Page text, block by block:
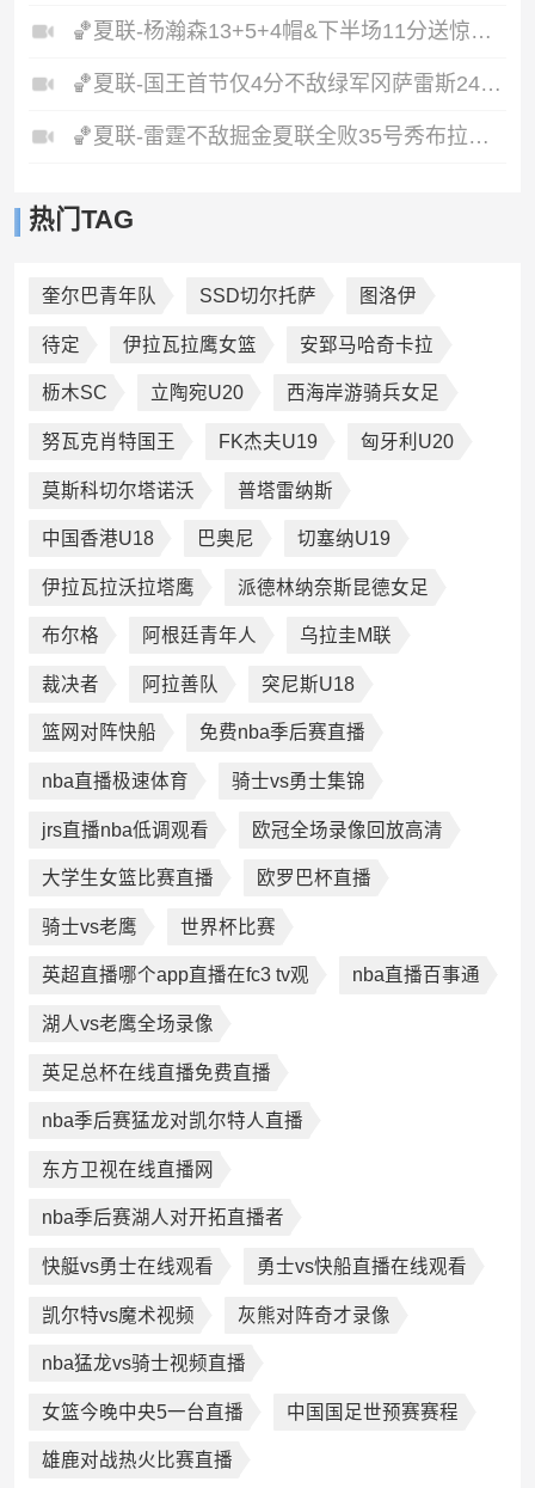
🏀夏联-杨瀚森13+5+4帽&下半场11分送惊艳妙传开拓者力克掘金
🏀夏联-国王首节仅4分不敌绿军冈萨雷斯24+10+5塞纳克10+12
🏀夏联-雷霆不敌掘金夏联全败35号秀布拉齐尔32+6马拉14+7+6
热门TAG
奎尔巴青年队 SSD切尔托萨 图洛伊
待定 伊拉瓦拉鹰女篮 安郅马哈奇卡拉
枥木SC 立陶宛U20 西海岸游骑兵女足
努瓦克肖特国王 FK杰夫U19 匈牙利U20
莫斯科切尔塔诺沃 普塔雷纳斯
中国香港U18 巴奥尼 切塞纳U19
伊拉瓦拉沃拉塔鹰 派德林纳奈斯昆德女足
布尔格 阿根廷青年人 乌拉圭M联
裁决者 阿拉善队 突尼斯U18
篮网对阵快船 免费nba季后赛直播
nba直播极速体育 骑士vs勇士集锦
jrs直播nba低调观看 欧冠全场录像回放高清
大学生女篮比赛直播 欧罗巴杯直播
骑士vs老鹰 世界杯比赛
英超直播哪个app直播在fc3 tv观 nba直播百事通
湖人vs老鹰全场录像
英足总杯在线直播免费直播
nba季后赛猛龙对凯尔特人直播
东方卫视在线直播网
nba季后赛湖人对开拓直播者
快艇vs勇士在线观看 勇士vs快船直播在线观看
凯尔特vs魔术视频 灰熊对阵奇才录像
nba猛龙vs骑士视频直播
女篮今晚中央5一台直播 中国国足世预赛赛程
雄鹿对战热火比赛直播